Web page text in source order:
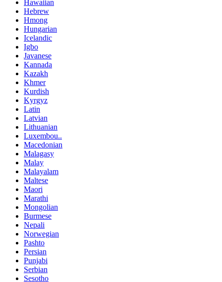
Hawaiian
Hebrew
Hmong
Hungarian
Icelandic
Igbo
Javanese
Kannada
Kazakh
Khmer
Kurdish
Kyrgyz
Latin
Latvian
Lithuanian
Luxembou..
Macedonian
Malagasy
Malay
Malayalam
Maltese
Maori
Marathi
Mongolian
Burmese
Nepali
Norwegian
Pashto
Persian
Punjabi
Serbian
Sesotho